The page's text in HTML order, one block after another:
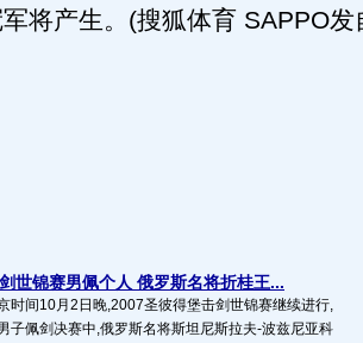
将产生。(搜狐体育 SAPPO发
世锦赛男佩个人 俄罗斯名将折桂王...
时间10月2日晚,2007圣彼得堡击剑世锦赛继续进行,
子佩剑决赛中,俄罗斯名将斯坦尼斯拉夫-波兹尼亚科